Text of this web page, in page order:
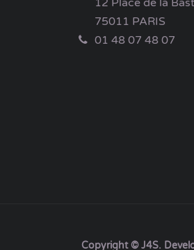
12 Place de la
75011 PARIS
01 48 07 48 07
Copyright © J4S.